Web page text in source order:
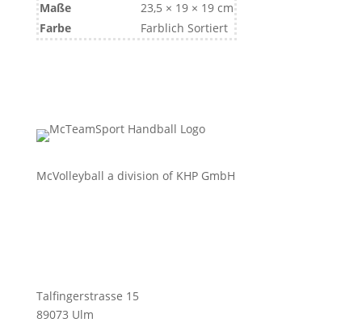
Maße
23,5 × 19 × 19 cm
Farbe
Farblich Sortiert
McVolleyball a division of KHP GmbH
Talfingerstrasse 15
89073 Ulm